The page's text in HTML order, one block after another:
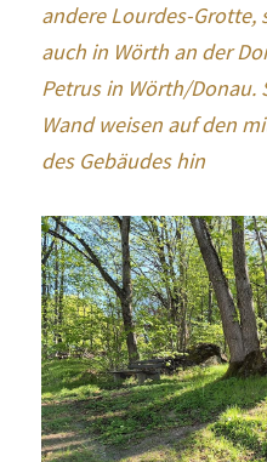
andere Lourdes-Grotte,
auch in Wörth an der
Petrus in Wörth/Donau.
Wand weisen auf den
des Gebäudes hin